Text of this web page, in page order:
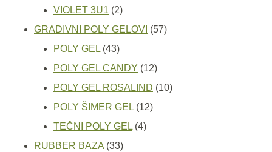
VIOLET 3U1 22
proizvoda
GRADIVNI POLY GELOVI 5757
POLY GEL 4343
proizvoda
POLY GEL CANDY 1212
proizvoda
POLY GEL ROSALIND 1010
POLY ŠIMER GEL 1212
TEČNI POLY GEL 44
RUBBER BAZA 3333